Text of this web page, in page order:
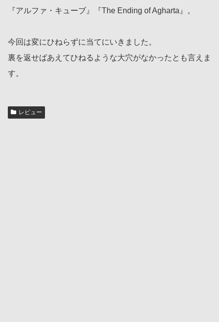
『アルファ・キューブ』『The Ending of Agharta』。
今回は変にひねらずに当てにいきました。
裏を返せばあえてひねるような大穴がなかったとも言えま
す。
レビュー